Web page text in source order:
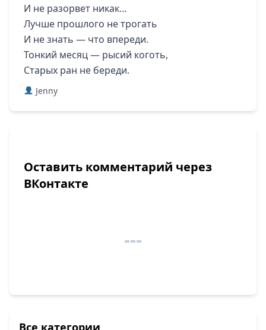
И не разорвет никак…
Лучше прошлого не трогать
И не знать — что впереди.
Тонкий месяц — рысий коготь,
Старых ран не береди.
Jenny
Оставить комментарий через
ВКонтакте
Все категории